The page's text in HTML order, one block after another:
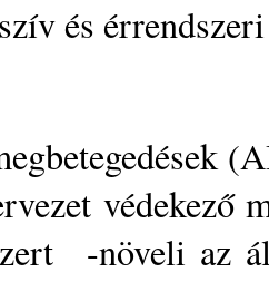
és
védekező
-növeli az